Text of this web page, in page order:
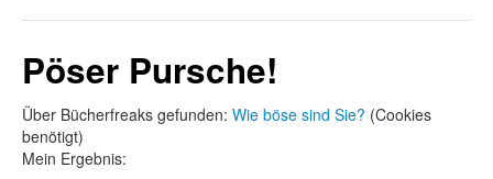
Pöser Pursche!
Über Bücherfreaks gefunden: Wie böse sind Sie? (Cookies
benötigt)
Mein Ergebnis: